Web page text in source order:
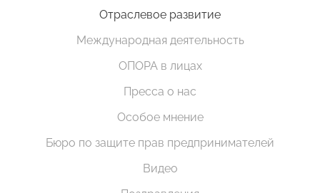
Отраслевое развитие
Международная деятельность
ОПОРА в лицах
Пресса о нас
Особое мнение
Бюро по защите прав предпринимателей
Видео